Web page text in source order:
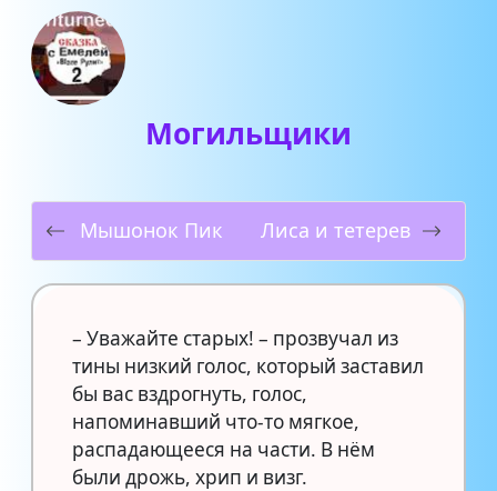
Могильщики
Мышонок Пик Лиса и тетерев
– Уважайте старых! – прозвучал из
тины низкий голос, который заставил
бы вас вздрогнуть, голос,
напоминавший что-то мягкое,
распадающееся на части. В нём
были дрожь, хрип и визг.